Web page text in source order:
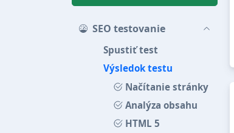
SEO testovanie
Spustiť test
Výsledok testu
Načítanie stránky
Analýza obsahu
HTML 5